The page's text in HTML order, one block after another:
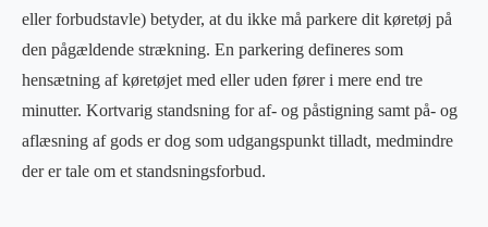
eller forbudstavle) betyder, at du ikke må parkere dit køretøj på
den pågældende strækning. En parkering defineres som
hensætning af køretøjet med eller uden fører i mere end tre
minutter. Kortvarig standsning for af- og påstigning samt på- og
aflæsning af gods er dog som udgangspunkt tilladt, medmindre
der er tale om et standsningsforbud.